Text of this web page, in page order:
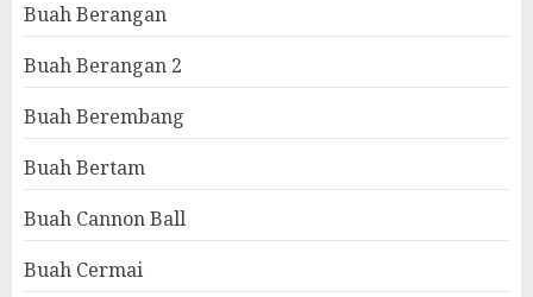
Buah Berangan
Buah Berangan 2
Buah Berembang
Buah Bertam
Buah Cannon Ball
Buah Cermai